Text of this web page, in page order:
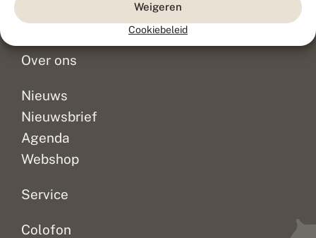
Weigeren
Cookiebeleid
Doneer
Over ons
Nieuws
Nieuwsbrief
Agenda
Webshop
Service
Colofon